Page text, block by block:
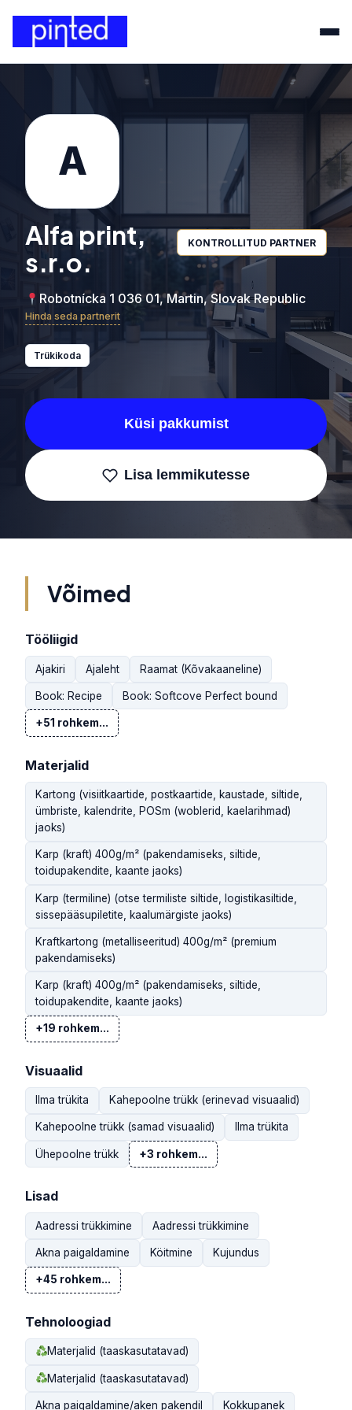
A
Alfa print,
s.r.o.
KONTROLLITUD PARTNER
Robotnícka 1 036 01, Martin, Slovak Republic
Hinda seda partnerit
Trükikoda
Küsi pakkumist
Lisa lemmikutesse
Võimed
Tööliigid
Ajakiri Ajaleht Raamat (Kõvakaaneline)
Book: Recipe Book: Softcove Perfect bound
+51 rohkem...
Materjalid
Kartong (visiitkaartide, postkaartide, kaustade, siltide,
ümbriste, kalendrite, POSm (woblerid, kaelarihmad)
jaoks)
Karp (kraft) 400g/m² (pakendamiseks, siltide,
toidupakendite, kaante jaoks)
Karp (termiline) (otse termiliste siltide, logistikasiltide,
sissepääsupiletite, kaalumärgiste jaoks)
Kraftkartong (metalliseeritud) 400g/m² (premium
pakendamiseks)
Karp (kraft) 400g/m² (pakendamiseks, siltide,
toidupakendite, kaante jaoks)
+19 rohkem...
Visuaalid
Ilma trükita Kahepoolne trükk (erinevad visuaalid)
Kahepoolne trükk (samad visuaalid) Ilma trükita
Ühepoolne trükk +3 rohkem...
Lisad
Aadressi trükkimine Aadressi trükkimine
Akna paigaldamine Köitmine Kujundus
+45 rohkem...
Tehnoloogiad
Materjalid (taaskasutatavad)
Materjalid (taaskasutatavad)
Akna paigaldamine/aken pakendil Kokkupanek